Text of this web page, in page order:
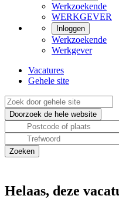
Werkzoekende
WERKGEVER
Inloggen
Werkzoekende
Werkgever
Vacatures
Gehele site
Helaas, deze